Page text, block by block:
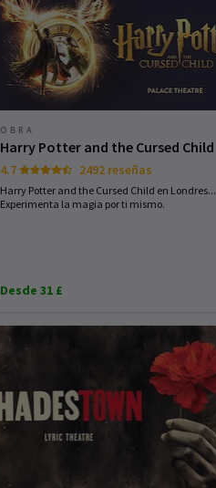
OBRA
Harry Potter and the Cursed Child
4.7 2492 reseñas
Harry Potter and the Cursed Child en Londres...
Experimenta la magia por ti mismo.
Desde 31 £